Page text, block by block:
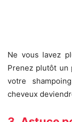
Ne vous lavez
Prenez plutôt un
votre
cheveux